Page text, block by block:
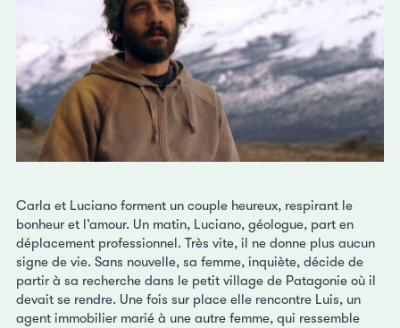
Carla et Luciano forment un couple heureux, respirant le
bonheur et l’amour. Un matin, Luciano, géologue, part en
déplacement professionnel. Très vite, il ne donne plus aucun
signe de vie. Sans nouvelle, sa femme, inquiète, décide de
partir à sa recherche dans le petit village de Patagonie où il
devait se rendre. Une fois sur place elle rencontre Luis, un
agent immobilier marié à une autre femme, qui ressemble